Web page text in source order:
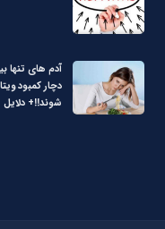
آدم های تنها
دچار کمبود
شوند!!+ دلایل